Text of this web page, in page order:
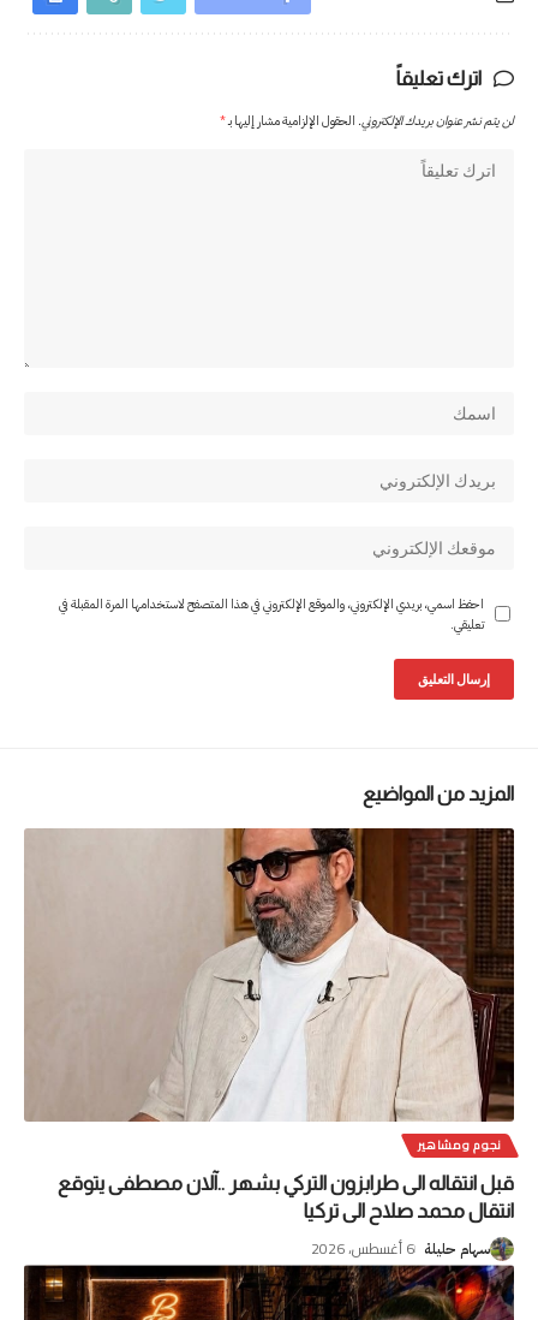
اترك تعليقاً
لن يتم نشر عنوان بريدك الإلكتروني. الحقول الإلزامية مشار إليها بـ*
احفظ اسمي، بريدي الإلكتروني، والموقع الإلكتروني في هذا المتصفح لاستخدامها المرة المقبلة في
تعليقي.
المزيد من المواضيع
نجوم ومشاهير
قبل انتقاله الى طرابزون التركي بشهر ..آلان مصطفى يتوقع
انتقال محمد صلاح الى تركيا
سهام حليلة 6 أغسطس، 2026